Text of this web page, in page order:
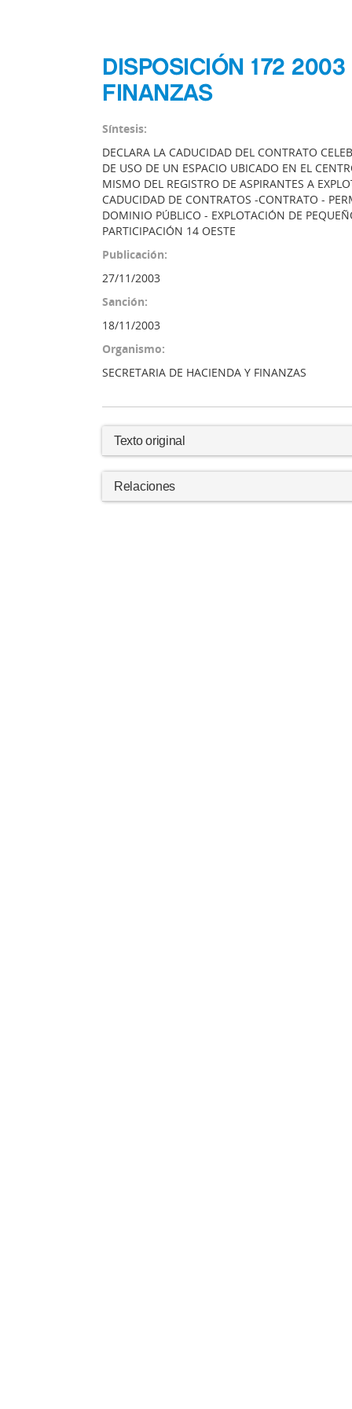
DISPOSICIÓN 172
FINANZAS
Síntesis:
DECLARA LA CADUCIDAD DEL CONTRATO
DE USO DE UN ESPACIO UBICADO EN EL
MISMO DEL REGISTRO DE ASPIRANTES A
CADUCIDAD DE CONTRATOS -CONTRATO -
DOMINIO PÚBLICO - EXPLOTACIÓN DE
PARTICIPACIÓN 14 OESTE
Publicación:
27/11/2003
Sanción:
18/11/2003
Organismo:
SECRETARIA DE HACIENDA Y FINANZAS
Texto original
Relaciones